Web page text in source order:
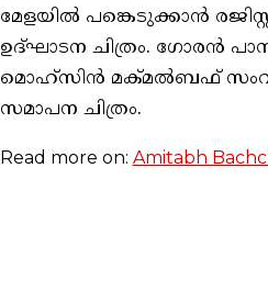
മേളയില്‍ പങ്കെടുക്കാന്‍
ഉദ്ഘാടന ചിത്രം. ഗോരന്‍
മൊഹ്‌സിന്‍ മക്മല്‍ബഫ്
സമാപന ചിത്രം.
Read more on: Amitabh